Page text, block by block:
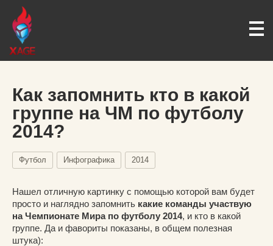
Как запомнить кто в какой
группе на ЧМ по футболу
2014?
Футбол Инфографика 2014
Нашел отличную картинку с помощью которой вам будет
просто и наглядно запомнить какие команды участвую
на Чемпионате Мира по футболу 2014, и кто в какой
группе. Да и фавориты показаны, в общем полезная
штука):